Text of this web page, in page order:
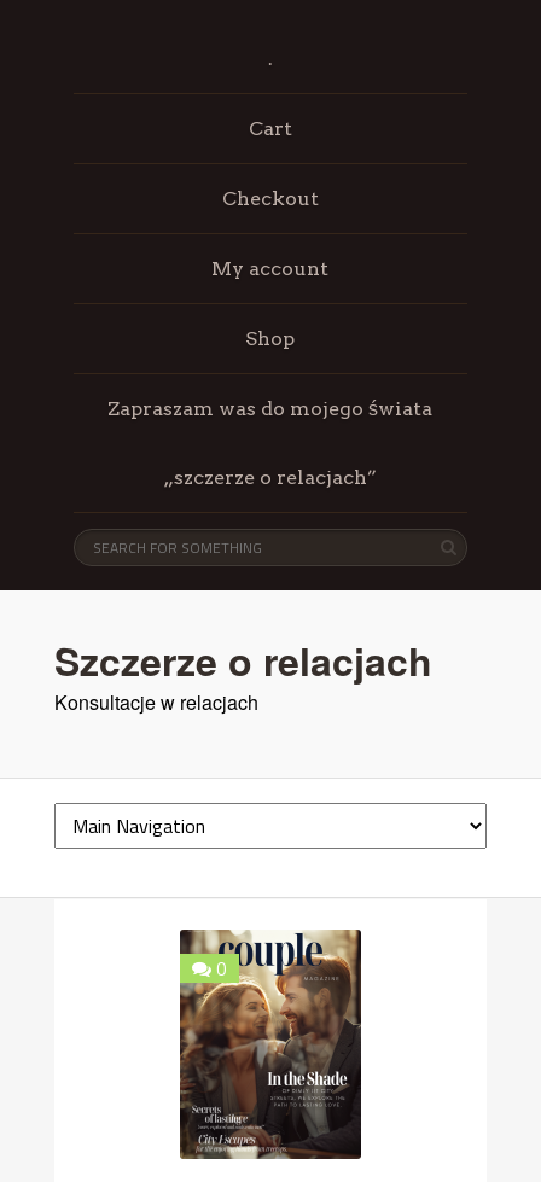
.
Cart
Checkout
My account
Shop
Zapraszam was do mojego świata
„szczerze o relacjach”
Szczerze o relacjach
Konsultacje w relacjach
0